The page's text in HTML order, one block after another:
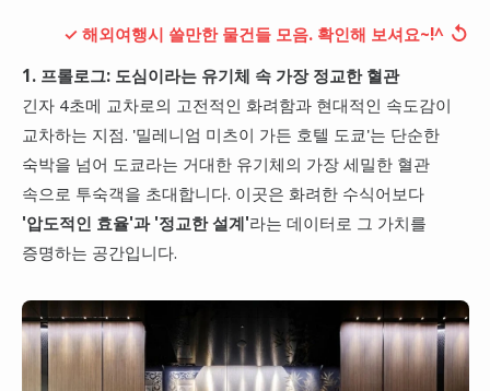
스페인
✓ 해외여행시 쓸만한 물건들 모음. 확인해 보셔요~!^ ↺
1. 프롤로그: 도심이라는 유기체 속 가장 정교한 혈관
긴자 4초메 교차로의 고전적인 화려함과 현대적인 속도감이
교차하는 지점. '밀레니엄 미츠이 가든 호텔 도쿄'는 단순한
숙박을 넘어 도쿄라는 거대한 유기체의 가장 세밀한 혈관
속으로 투숙객을 초대합니다. 이곳은 화려한 수식어보다
'압도적인 효율'과 '정교한 설계'라는 데이터로 그 가치를
증명하는 공간입니다.